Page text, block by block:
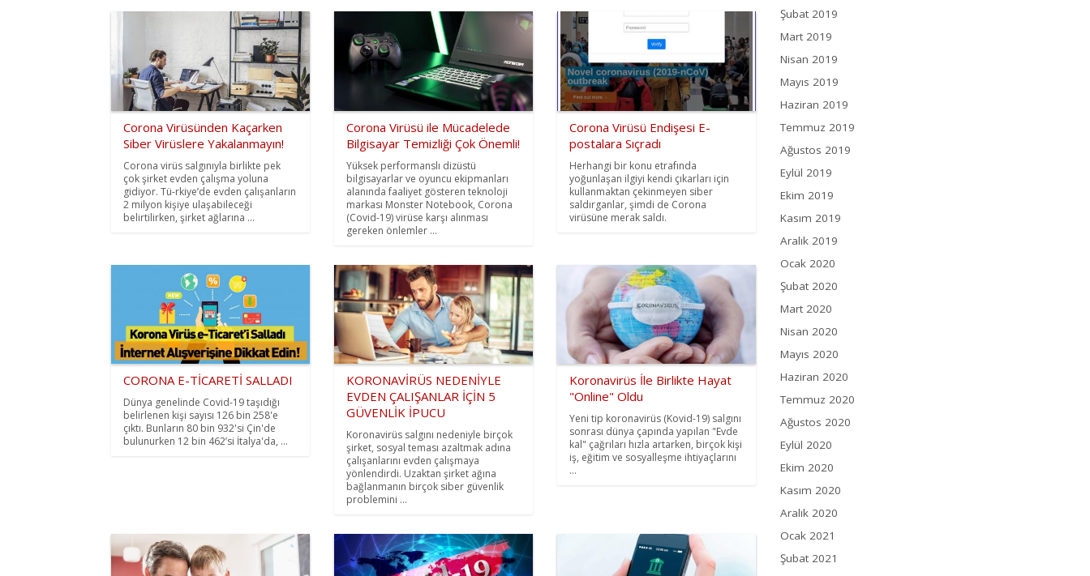
Corona Virüsünden Kaçarken
Siber Virüslere Yakalanmayın!
Corona virüs salgınıyla birlikte pek
çok şirket evden çalışma yoluna
gidiyor. Tü-rkiye’de evden çalışanların
2 milyon kişiye ulaşabileceği
belirtilirken, şirket ağlarına ...
Corona Virüsü ile Mücadelede
Bilgisayar Temizliği Çok Önemli!
Yüksek performanslı dizüstü
bilgisayarlar ve oyuncu ekipmanları
alanında faaliyet gösteren teknoloji
markası Monster Notebook, Corona
(Covid-19) virüse karşı alınması
gereken önlemler ...
Corona Virüsü Endişesi E-
postalara Sıçradı
Herhangi bir konu etrafında
yoğunlaşan ilgiyi kendi çıkarları için
kullanmaktan çekinmeyen siber
saldırganlar, şimdi de Corona
virüsüne merak saldı.
CORONA E-TİCARETİ SALLADI
Dünya genelinde Covid-19 taşıdığı
belirlenen kişi sayısı 126 bin 258'e
çıktı. Bunların 80 bin 932'si Çin'de
bulunurken 12 bin 462’si İtalya'da, ...
KORONAVİRÜS NEDENİYLE
EVDEN ÇALIŞANLAR İÇİN 5
GÜVENLİK İPUCU
Koronavirüs salgını nedeniyle birçok
şirket, sosyal teması azaltmak adına
çalışanlarını evden çalışmaya
yönlendirdi. Uzaktan şirket ağına
bağlanmanın birçok siber güvenlik
problemini ...
Koronavirüs İle Birlikte Hayat
"Online" Oldu
Yeni tip koronavirüs (Kovid-19) salgını
sonrası dünya çapında yapılan "Evde
kal" çağrıları hızla artarken, birçok kişi
iş, eğitim ve sosyalleşme ihtiyaçlarını
...
Şubat 2019
Mart 2019
Nisan 2019
Mayıs 2019
Haziran 2019
Temmuz 2019
Ağustos 2019
Eylül 2019
Ekim 2019
Kasım 2019
Aralık 2019
Ocak 2020
Şubat 2020
Mart 2020
Nisan 2020
Mayıs 2020
Haziran 2020
Temmuz 2020
Ağustos 2020
Eylül 2020
Ekim 2020
Kasım 2020
Aralık 2020
Ocak 2021
Şubat 2021